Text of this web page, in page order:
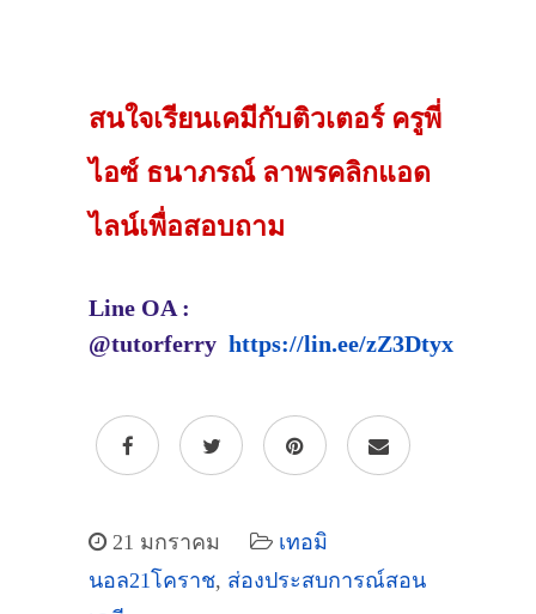
สนใจเรียนเคมีกับติวเตอร์ ครูพี่
ไอซ์ ธนาภรณ์ ลาพรคลิกแอด
ไลน์เพื่อสอบถาม
Line OA :
@tutorferry https://lin.ee/zZ3Dtyx
21 มกราคม
เทอมิ
นอล21โคราช, ส่องประสบการณ์สอน